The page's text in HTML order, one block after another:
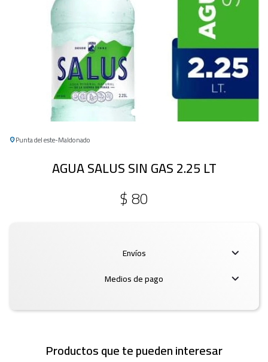
Punta del este Maldonado
AGUA SALUS SIN GAS 2.25 LT
$80
Envíos
Medios de pago
Productos que te pueden interesar